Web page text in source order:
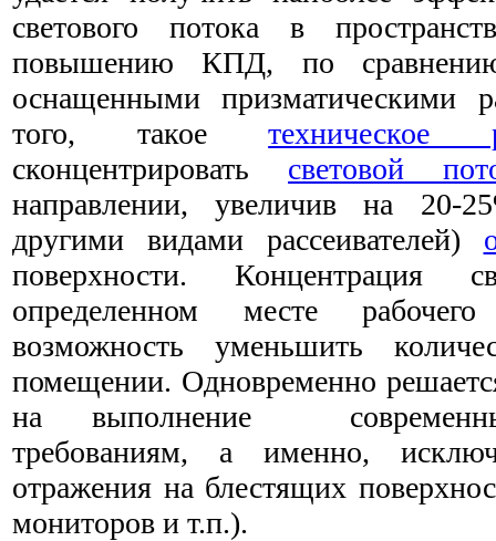
светового потока в
повышению КПД, по
оснащенными призматическими
того, такоетехническое
сконцентрировать световой
направлении, увеличив на 20-
другими видами рассеивателей)
поверхности. Концентрация
определенном месте
возможность уменьшить
помещении. Одновременно
на выполнение
требованиям, а именно,
отражения на блестящих
мониторов и т.п.).